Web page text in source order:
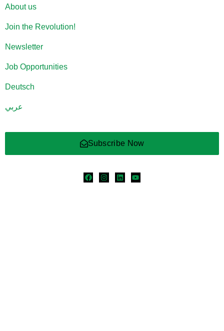
About us
Join the Revolution!
Newsletter
Job Opportunities
Deutsch
عربي
Subscribe Now